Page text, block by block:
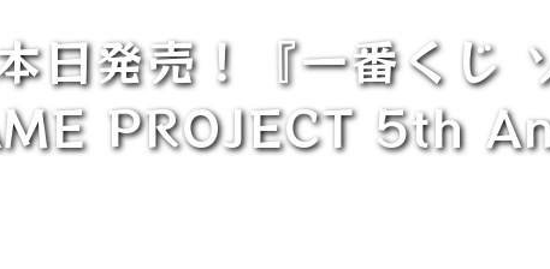
発売！『一番くじ
PROJECT 5th